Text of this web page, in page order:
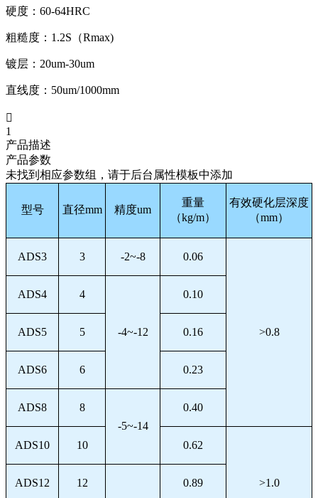
硬度： 60-64HRC
粗糙度： 1.2S（Rmax)
镀层： 20um-30um
直线度： 50um/1000mm

1
产品描述
产品参数
未找到相应参数组，请于后台属性模板中添加
型号 直径mm 精度um
重量
（kg/m）
有效硬化层深度
（mm）
ADS3 3 -2~-8 0.06
>0.8
ADS4 4
-4~-12
0.10
ADS5 5 0.16
ADS6 6 0.23
ADS8
8
-5~-14
0.40
ADS10 10 0.62
>1.0
ADS12 12 0.89